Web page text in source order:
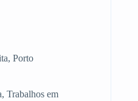
Porto
Trabalhos em